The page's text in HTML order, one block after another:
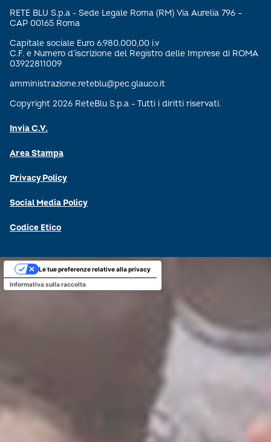
RETE BLU S.p.a - Sede Legale Roma (RM) Via Aurelia 796 –
CAP 00165 Roma
Capitale sociale Euro 6.980.000,00 i.v
C.F. e Numero d’iscrizione del Registro delle Imprese di ROMA
03922811009
amministrazione.reteblu@pec.glauco.it
Copyright 2026 ReteBlu S.p.a - Tutti i diritti riservati.
Invia C.V.
Area Stampa
Privacy Policy
Social Media Policy
Codice Etico
Informativa sulla raccolta
Le tue preferenze relative alla privacy